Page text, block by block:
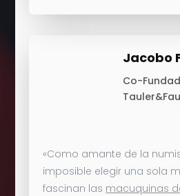
Jacobo
Co-
Tauler&Fau
«Como amante de la
imposible elegir una sola
fascinan las macuquinas